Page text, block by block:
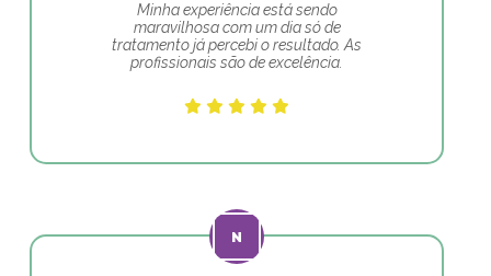
Minha experiência está sendo
maravilhosa com um dia só de
tratamento já percebi o resultado. As
profissionais são de excelência.